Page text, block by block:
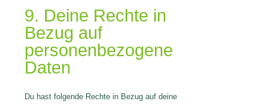
9. Deine Rechte in
Bezug auf
personenbezogene
Daten
Du hast folgende Rechte in Bezug auf deine